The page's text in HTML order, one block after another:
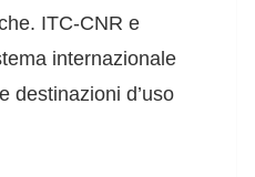
ITC-CNR e
internazionale
destinazioni d’uso